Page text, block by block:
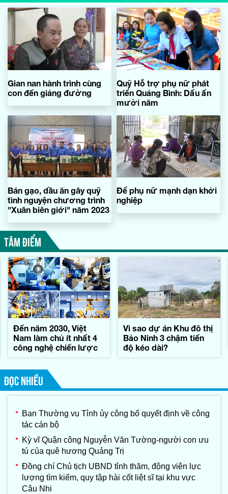
Gian nan hành trình cùng
con đến giảng đường
Quỹ Hỗ trợ phụ nữ phát
triển Quảng Bình: Dấu ấn
mười năm
Bán gạo, dầu ăn gây quỹ
tình nguyện chương trình
"Xuân biên giới" năm 2023
Để phụ nữ mạnh dạn khởi
nghiệp
TÂM ĐIỂM
Đến năm 2030, Việt
Nam làm chủ ít nhất 4
công nghệ chiến lược
Vì sao dự án Khu đô thị
Bảo Ninh 3 chậm tiến
độ kéo dài?
ĐỌC NHIỀU
Ban Thường vụ Tỉnh ủy công bố quyết định về công
tác cán bộ
Kỳ vĩ Quận công Nguyễn Văn Tường-người con ưu
tú của quê hương Quảng Trị
Đồng chí Chủ tịch UBND tỉnh thăm, động viên lực
lượng tìm kiếm, quy tập hài cốt liệt sĩ tại khu vực
Câu Nhi